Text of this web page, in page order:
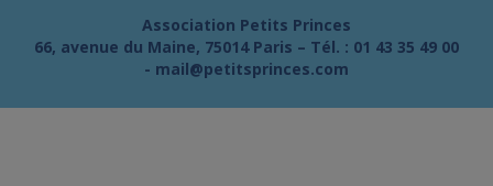
Association Petits Princes
66, avenue du Maine, 75014 Paris – Tél. : 01 43 35 49 00
- mail@petitsprinces.com